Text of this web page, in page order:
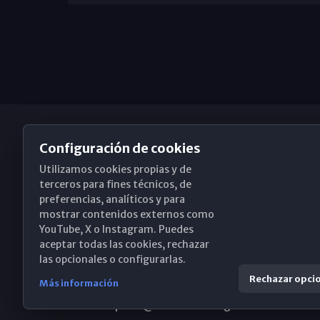
Obispado de Málaga
Santa María, 18-20. 29015 Málaga
(+34) 952 224 386
Configuración de cookies
Utilizamos cookies propias y de
terceros para fines técnicos, de
preferencias, analíticos y para
mostrar contenidos externos como
YouTube, X o Instagram. Puedes
aceptar todas las cookies, rechazar
las opcionales o configurarlas.
Más información Rechazar